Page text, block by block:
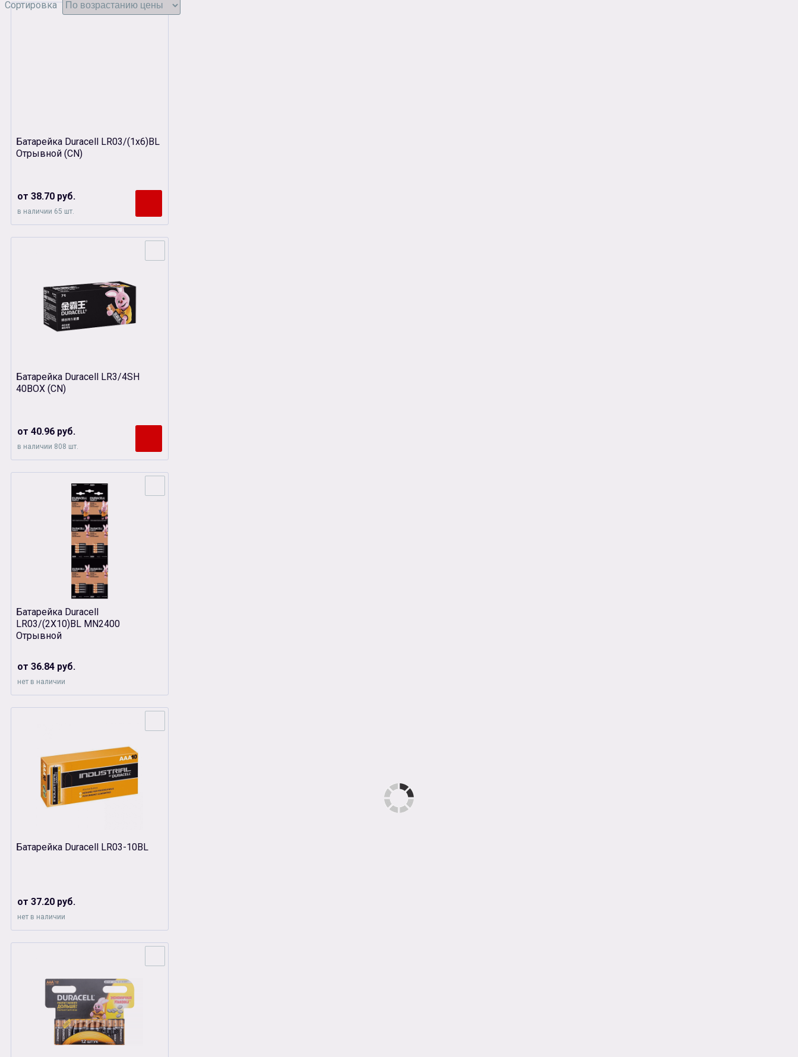
Сортировка
Батарейка Duracell LR03/(1х6)BL
Отрывной (CN)
от 38.70 руб.
в наличии 65 шт.
Батарейка Duracell LR3/4SH
40BOX (CN)
от 40.96 руб.
в наличии 808 шт.
Батарейка Duracell
LR03/(2Х10)BL MN2400
Отрывной
от 36.84 руб.
нет в наличии
Батарейка Duracell LR03-10BL
от 37.20 руб.
нет в наличии